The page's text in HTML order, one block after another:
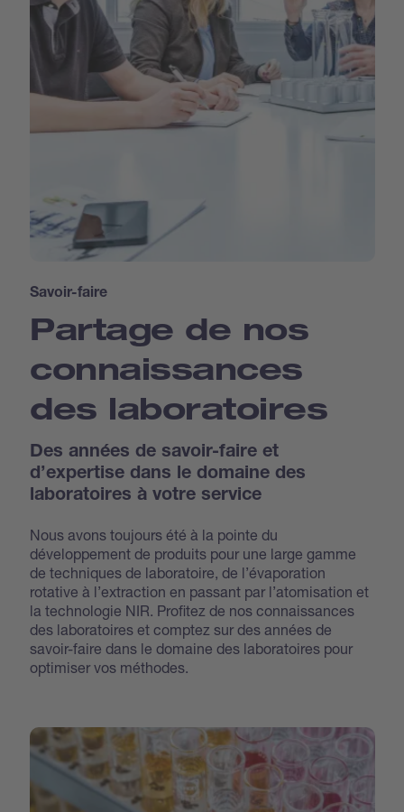
Savoir-faire
Partage de nos
connaissances
des laboratoires
Des années de savoir-faire et
d’expertise dans le domaine des
laboratoires à votre service
Nous avons toujours été à la pointe du
développement de produits pour une large gamme
de techniques de laboratoire, de l’évaporation
rotative à l’extraction en passant par l’atomisation et
la technologie NIR. Profitez de nos connaissances
des laboratoires et comptez sur des années de
savoir-faire dans le domaine des laboratoires pour
optimiser vos méthodes.